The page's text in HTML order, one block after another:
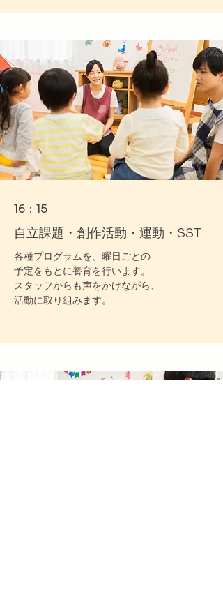
16：15
自立課題・創作活動・運動・SST
各種プログラムを、曜日ごとの
予定をもとに養育を行います。
スタッフからも声をかけながら、
活動に取り組みます。